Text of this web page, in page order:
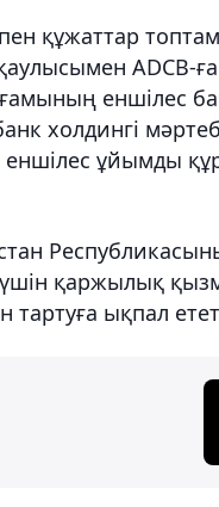
пен құжаттар
ADCB-
еншілес
холдингі
ұйымды
қаржылық
ықпал